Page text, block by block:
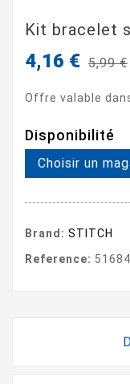
Kit bracelet
4,16 € 5,99 €
Offre valable
Disponibilité
Choisir un
Brand: STITCH
Reference: